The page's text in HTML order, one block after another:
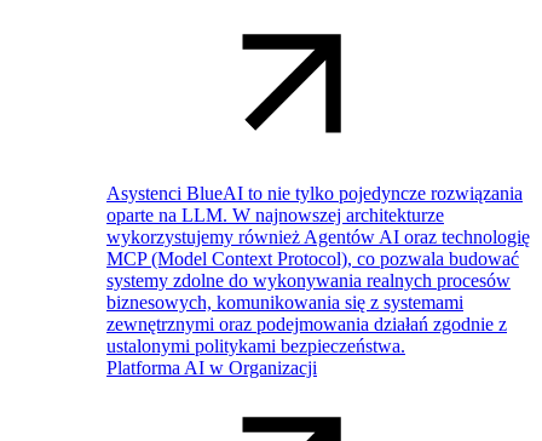
Asystenci BlueAI to nie tylko pojedyncze rozwiązania
oparte na LLM. W najnowszej architekturze
wykorzystujemy również Agentów AI oraz technologię
MCP (Model Context Protocol), co pozwala budować
systemy zdolne do wykonywania realnych procesów
biznesowych, komunikowania się z systemami
zewnętrznymi oraz podejmowania działań zgodnie z
ustalonymi politykami bezpieczeństwa.
Platforma AI w Organizacji